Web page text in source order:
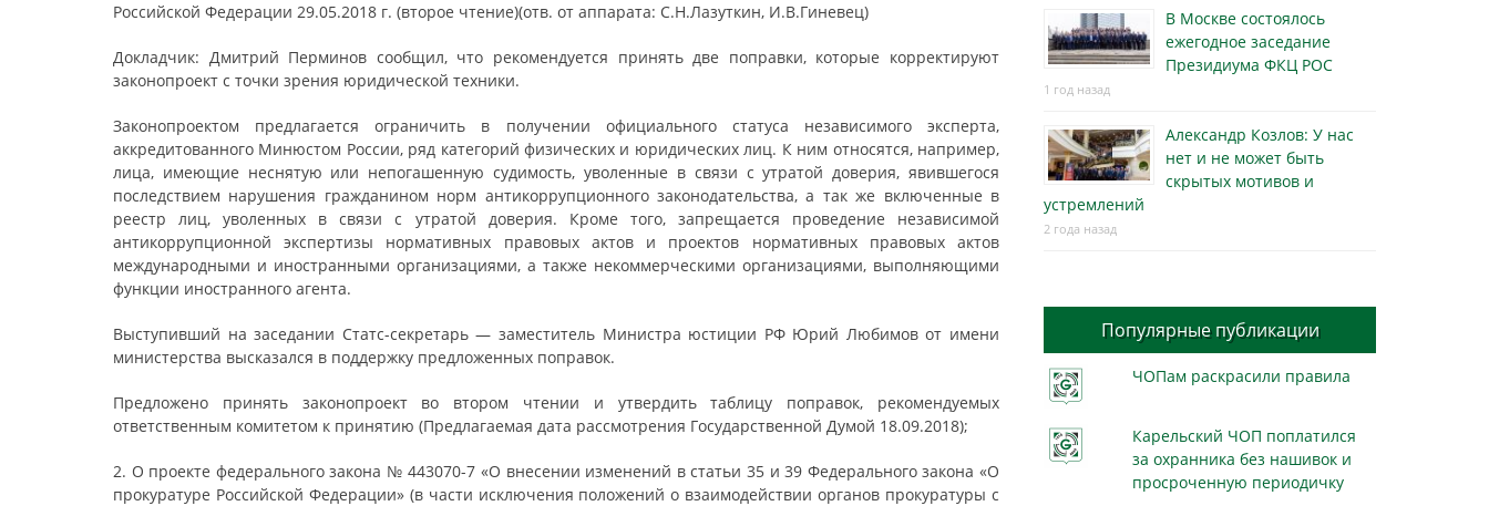
Российской Федерации 29.05.2018 г. (второе чтение)(отв. от аппарата: С.Н.Лазуткин, И.В.Гиневец)
Докладчик: Дмитрий Перминов сообщил, что рекомендуется принять две поправки, которые корректируют
законопроект с точки зрения юридической техники.
Законопроектом предлагается ограничить в получении официального статуса независимого эксперта,
аккредитованного Минюстом России, ряд категорий физических и юридических лиц. К ним относятся, например,
лица, имеющие неснятую или непогашенную судимость, уволенные в связи с утратой доверия, явившегося
последствием нарушения гражданином норм антикоррупционного законодательства, а так же включенные в
реестр лиц, уволенных в связи с утратой доверия. Кроме того, запрещается проведение независимой
антикоррупционной экспертизы нормативных правовых актов и проектов нормативных правовых актов
международными и иностранными организациями, а также некоммерческими организациями, выполняющими
функции иностранного агента.
Выступивший на заседании Статс-секретарь — заместитель Министра юстиции РФ Юрий Любимов от имени
министерства высказался в поддержку предложенных поправок.
Предложено принять законопроект во втором чтении и утвердить таблицу поправок, рекомендуемых
ответственным комитетом к принятию (Предлагаемая дата рассмотрения Государственной Думой 18.09.2018);
2. О проекте федерального закона № 443070-7 «О внесении изменений в статьи 35 и 39 Федерального закона «О
прокуратуре Российской Федерации» (в части исключения положений о взаимодействии органов прокуратуры с
В Москве состоялось
ежегодное заседание
Президиума ФКЦ РОС
1 год назад
Александр Козлов: У нас
нет и не может быть
скрытых мотивов и
устремлений
2 года назад
Популярные публикации
ЧОПам раскрасили правила
Карельский ЧОП поплатился
за охранника без нашивок и
просроченную периодичку